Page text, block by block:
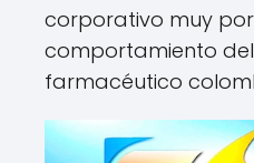
corporativo muy
comportamiento
farmacéutico